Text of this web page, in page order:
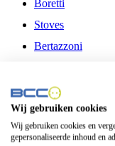
Boretti
Stoves
Bertazzoni
Fitelli
Airfryer
Frituurpan
Wij gebruiken cookies
Wij gebruiken cookies en
gepersonaliseerde inhoud en